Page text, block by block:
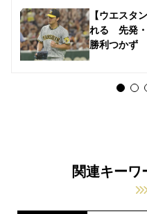
【ウエスタ
れる 先発・
勝利つかず
関連キーワ